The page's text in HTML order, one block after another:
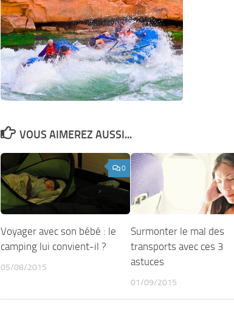
VOUS AIMEREZ AUSSI...
0
Voyager avec son bébé : le
camping lui convient-il ?
05/08/2015
Surmonter le mal des
transports avec ces 3
astuces
01/09/2015